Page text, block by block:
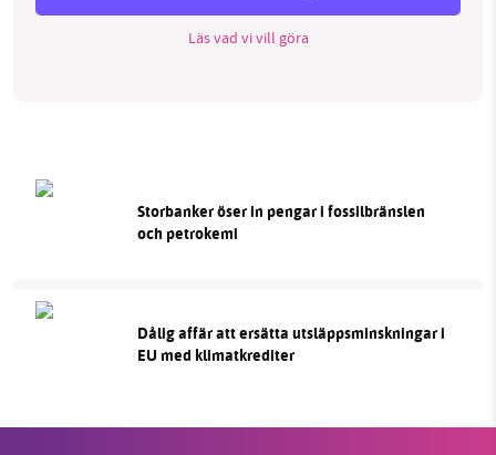
Läs vad vi vill göra
Storbanker öser in pengar i fossilbränslen
och petrokemi
Dålig affär att ersätta utsläppsminskningar i
EU med klimatkrediter